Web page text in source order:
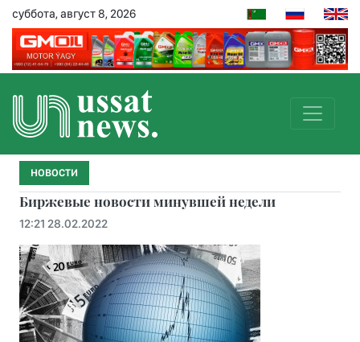
суббота, август 8, 2026
НОВОСТИ
Биржевые новости минувшей недели
12:21 28.02.2022